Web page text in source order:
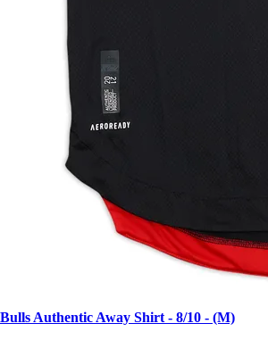
Authentic Away Shirt - 8/10 - (M)